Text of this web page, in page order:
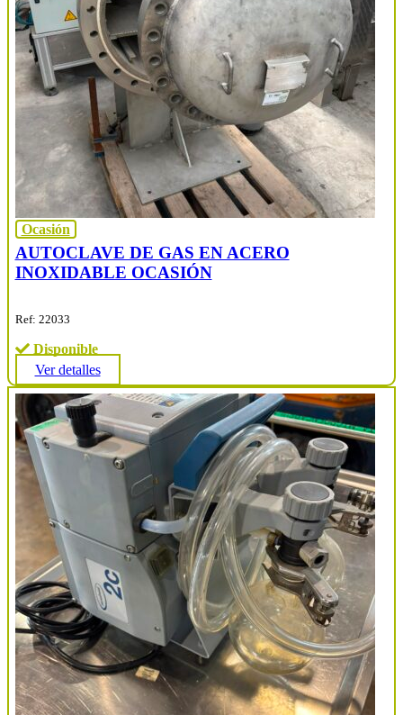
Ocasión
AUTOCLAVE DE GAS EN ACERO
INOXIDABLE OCASIÓN
Ref: 22033
Disponible
Ver detalles